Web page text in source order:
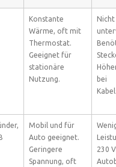
Konstante
Wärme, oft mit
Thermostat.
Geeignet für
stationäre
Nutzung.
Nicht
bei
Mobil und für
Auto geeignet.
Geringere
Spannung, oft
230